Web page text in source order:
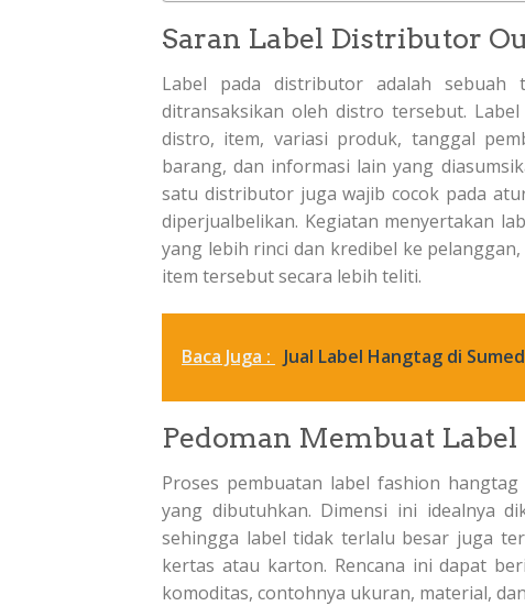
Saran Label Distributor
Label pada distributor adalah
ditransaksikan oleh distro tersebut.
distro, item, variasi produk, tanggal
barang, dan informasi lain yang
satu distributor juga wajib cocok pada
diperjualbelikan. Kegiatan menyertakan
yang lebih rinci dan kredibel ke
item tersebut secara lebih teliti.
Baca Juga : Jual Label Hangtag di
Pedoman Membuat Label
Proses pembuatan label fashion
yang dibutuhkan. Dimensi ini idealnya
sehingga label tidak terlalu besar juga
kertas atau karton. Rencana ini dapat
komoditas, contohnya ukuran, material,